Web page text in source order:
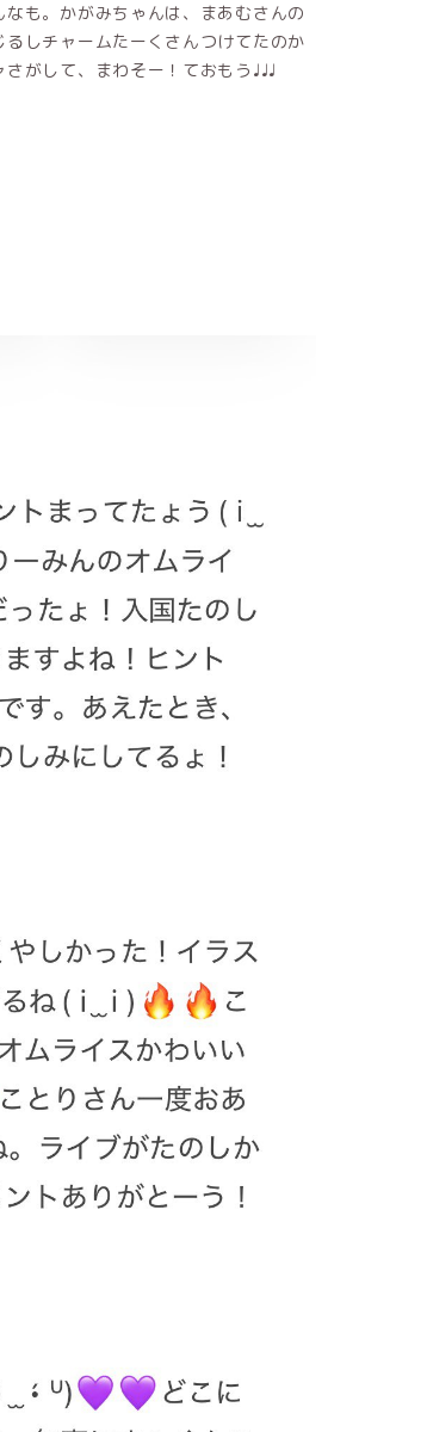
も。かがみちゃんは、まあむさんの
しチャームたーくさんつけてたのか
がして、まわそー！ておもう♩♩♩